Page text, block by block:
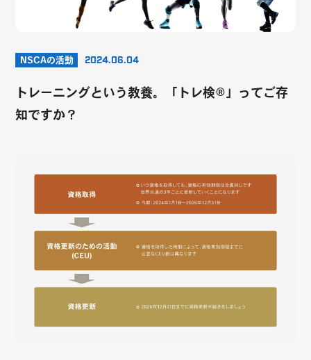
NSCAの活動 2024.06.04
トレーニングという教養。「トレ検®️」ってご存
知ですか？